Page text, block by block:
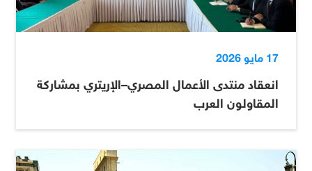
17 مايو 2026
انعقاد منتدى الأعمال المصري–الإريتري بمشاركة
المقاولون العرب